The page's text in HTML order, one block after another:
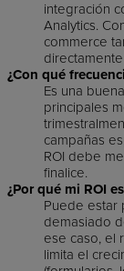
integración
Analytics.
commerce
¿Con qué
Es una
principales
campañas
ROI debe
finalice.
¿Por qué mi ROI
Puede estar
demasiado
ese caso, el
limita el